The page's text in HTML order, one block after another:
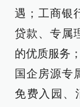
遇；工商银
贷款、专属
的优质服务
国企房源专
免费入园、